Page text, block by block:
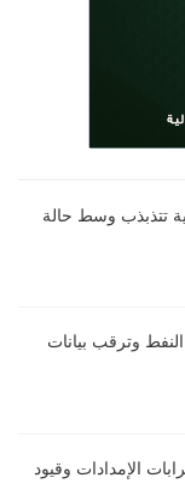
تتذبذب وسط حالة
النفط وترقب بيانات
الإمدادات وقيود